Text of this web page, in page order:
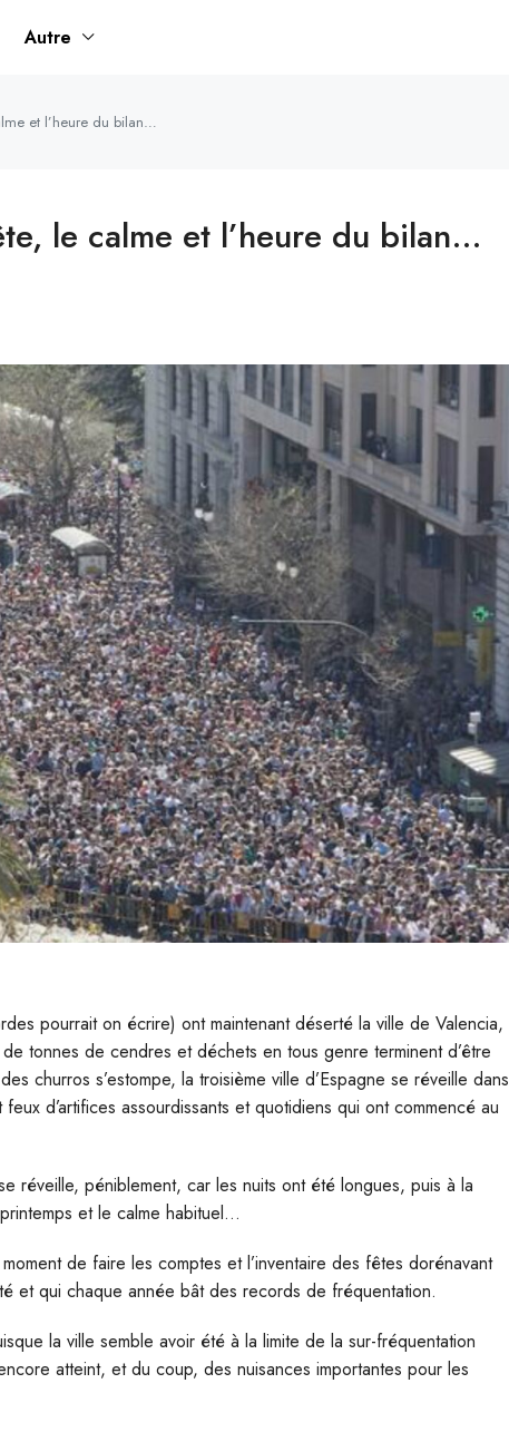
Autre
et l’heure du bilan…
le calme et l’heure du bilan…
pourrait on écrire) ont maintenant déserté la ville de Valencia,
tonnes de cendres et déchets en tous genre terminent d’être
churros s’estompe, la troisième ville d’Espagne se réveille dans
d’artifices assourdissants et quotidiens qui ont commencé au
réveille, péniblement, car les nuits ont été longues, puis à la
et le calme habituel…
de faire les comptes et l’inventaire des fêtes dorénavant
et qui chaque année bât des records de fréquentation.
la ville semble avoir été à la limite de la sur-fréquentation
atteint, et du coup, des nuisances importantes pour les